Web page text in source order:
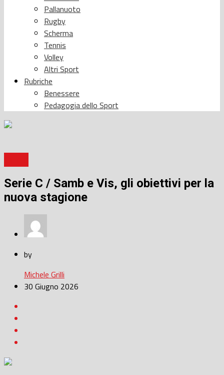
Pallanuoto
Rugby
Scherma
Tennis
Volley
Altri Sport
Rubriche
Benessere
Pedagogia dello Sport
Serie C / Samb e Vis, gli obiettivi per la
nuova stagione
by
Michele Grilli
30 Giugno 2026